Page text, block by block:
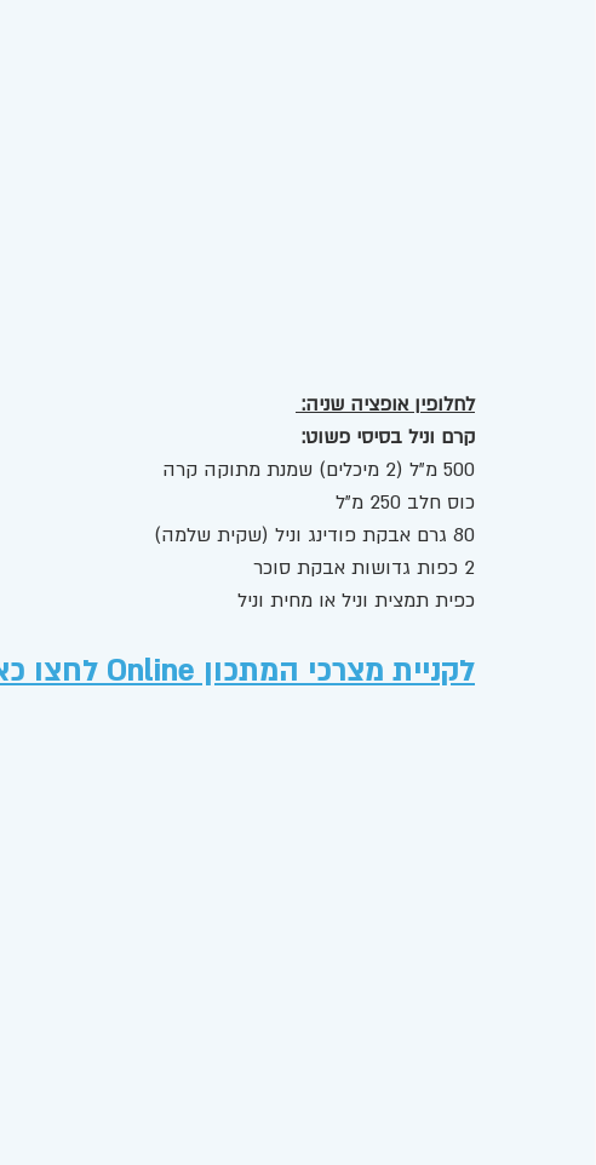
לחלופין אופציה שניה:
קרם וניל בסיסי פשוט:
500 מ”ל (2 מיכלים) שמנת מתוקה קרה
כוס חלב 250 מ"ל
80 גרם אבקת פודינג וניל (שקית שלמה)
2 כפות גדושות אבקת סוכר
כפית תמצית וניל או מחית וניל
לקניית מצרכי המתכון Online לחצו כאן